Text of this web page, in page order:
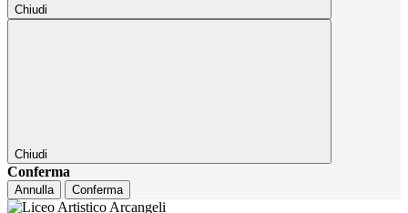
Chiudi
Chiudi
Conferma
Annulla Conferma